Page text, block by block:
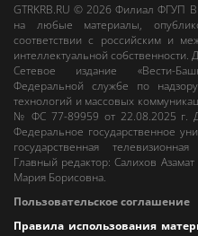
GTRKRB.RU © 2026Филиал ФГУП
на любые материалы,
соответствии с российским и
интеллектуальной собственности.
Сетевое издание «Вести-
Федеральной службе по
технологий и массовых
№ ФС 77-89959 от 22.08.2025 г.
Федеральное государственное
государственная
Главный редактор:Салихов
Мария Борисовна.
Пользовательское соглашение
Правила использования